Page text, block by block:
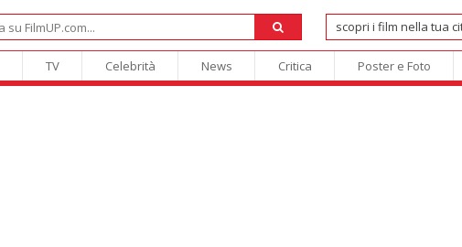
TV Celebrità News Critica Poster e Foto